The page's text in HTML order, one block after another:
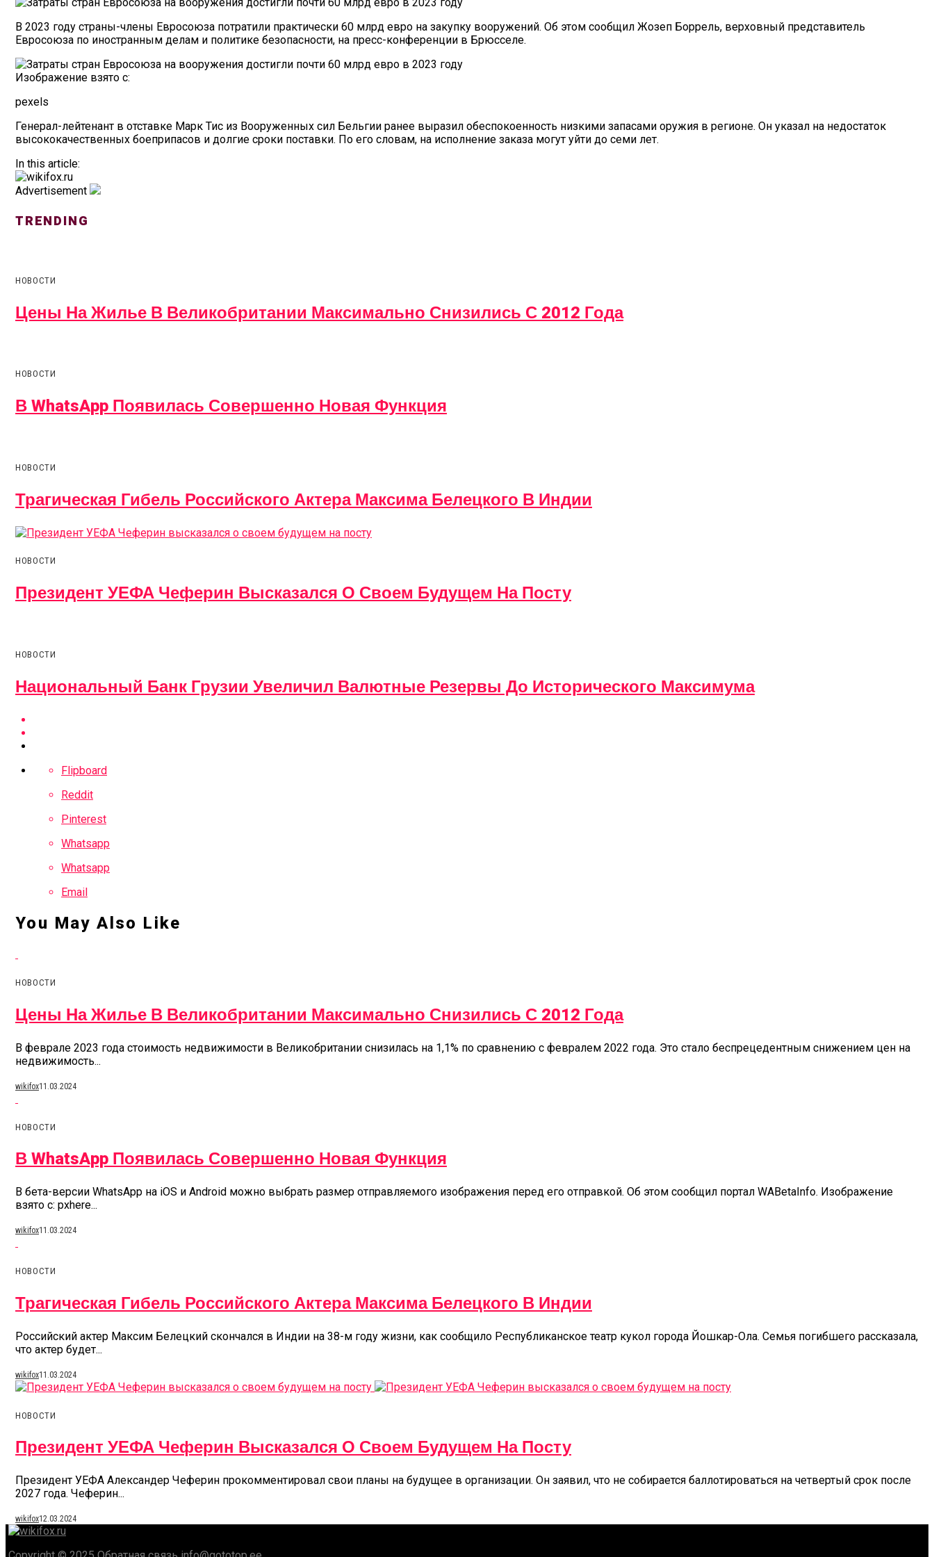
В 2023 году страны-члены Евросоюза потратили практически 60 млрд евро на закупку вооружений. Об этом сообщил Жозеп Боррель, верховный представитель
Евросоюза по иностранным делам и политике безопасности, на пресс-конференции в Брюсселе.
Изображение взято с:
pexels
Генерал-лейтенант в отставке Марк Тис из Вооруженных сил Бельгии ранее выразил обеспокоенность низкими запасами оружия в регионе. Он указал на недостаток
высококачественных боеприпасов и долгие сроки поставки. По его словам, на исполнение заказа могут уйти до семи лет.
In this article:
Advertisement
TRENDING
НОВОСТИ
Цены На Жилье В Великобритании Максимально Снизились С 2012 Года
НОВОСТИ
В WhatsApp Появилась Совершенно Новая Функция
НОВОСТИ
Трагическая Гибель Российского Актера Максима Белецкого В Индии
НОВОСТИ
Президент УЕФА Чеферин Высказался О Своем Будущем На Посту
НОВОСТИ
Национальный Банк Грузии Увеличил Валютные Резервы До Исторического Максимума
Flipboard
Reddit
Pinterest
Whatsapp
Whatsapp
Email
You May Also Like
НОВОСТИ
Цены На Жилье В Великобритании Максимально Снизились С 2012 Года
В феврале 2023 года стоимость недвижимости в Великобритании снизилась на 1,1% по сравнению с февралем 2022 года. Это стало беспрецедентным снижением цен на
недвижимость...
wikifox11.03.2024
НОВОСТИ
В WhatsApp Появилась Совершенно Новая Функция
В бета-версии WhatsApp на iOS и Android можно выбрать размер отправляемого изображения перед его отправкой. Об этом сообщил портал WABetaInfo. Изображение
взято с: pxhere...
wikifox11.03.2024
НОВОСТИ
Трагическая Гибель Российского Актера Максима Белецкого В Индии
Российский актер Максим Белецкий скончался в Индии на 38-м году жизни, как сообщило Республиканское театр кукол города Йошкар-Ола. Семья погибшего рассказала,
что актер будет...
wikifox11.03.2024
НОВОСТИ
Президент УЕФА Чеферин Высказался О Своем Будущем На Посту
Президент УЕФА Александер Чеферин прокомментировал свои планы на будущее в организации. Он заявил, что не собирается баллотироваться на четвертый срок после
2027 года. Чеферин...
wikifox12.03.2024